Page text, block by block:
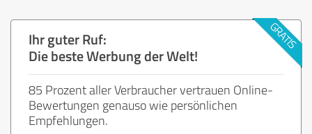
Ihr guter Ruf:
Die beste Werbung der Welt!
85 Prozent aller Verbraucher vertrauen Online-
Bewertungen genauso wie persönlichen
Empfehlungen.